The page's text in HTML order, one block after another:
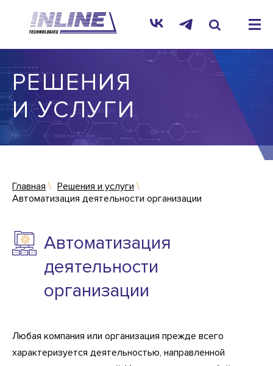
РЕШЕНИЯ
И УСЛУГИ
Главная
Решения и услуги
Автоматизация деятельности организации
Автоматизация
деятельности
организации
Любая компания или организация прежде всего
характеризуется деятельностью, направленной